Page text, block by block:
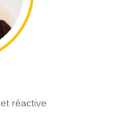
réactive